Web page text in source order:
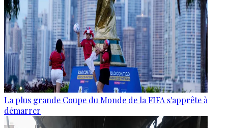
La plus grande Coupe du Monde de la FIFA s'apprête à
démarrer